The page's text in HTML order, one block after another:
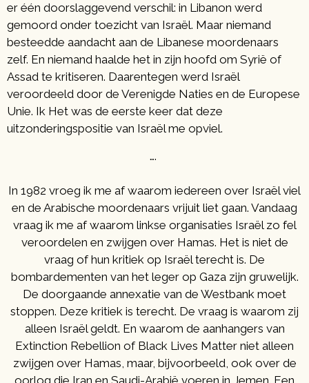
er één doorslaggevend verschil: in Libanon werd
gemoord onder toezicht van Israël. Maar niemand
besteedde aandacht aan de Libanese moordenaars
zelf. En niemand haalde het in zijn hoofd om Syrië of
Assad te kritiseren. Daarentegen werd Israël
veroordeeld door de Verenigde Naties en de Europese
Unie. Ik Het was de eerste keer dat deze
uitzonderingspositie van Israël me opviel.
….
In 1982 vroeg ik me af waarom iedereen over Israël viel
en de Arabische moordenaars vrijuit liet gaan. Vandaag
vraag ik me af waarom linkse organisaties Israël zo fel
veroordelen en zwijgen over Hamas. Het is niet de
vraag of hun kritiek op Israël terecht is. De
bombardementen van het leger op Gaza zijn gruwelijk.
De doorgaande annexatie van de Westbank moet
stoppen. Deze kritiek is terecht. De vraag is waarom zij
alleen Israël geldt. En waarom de aanhangers van
Extinction Rebellion of Black Lives Matter niet alleen
zwijgen over Hamas, maar, bijvoorbeeld, ook over de
oorlog die Iran en Saudi-Arabië voeren in Jemen. Een